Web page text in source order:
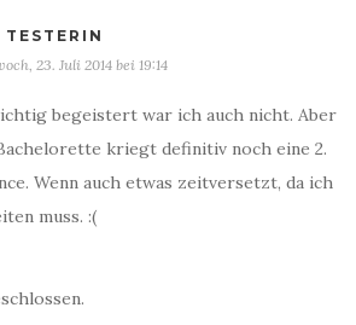
TESTERIN
23. Juli 2014 bei 19:14
begeistert war ich auch nicht. Aber
kriegt definitiv noch eine 2.
Wenn auch etwas zeitversetzt, da ich
muss. :(